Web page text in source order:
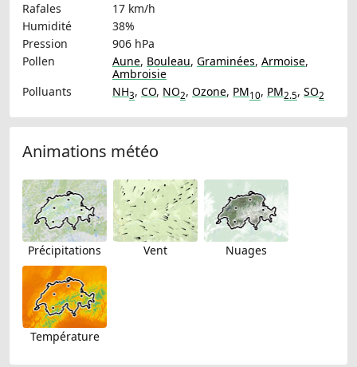
Rafales
17 km/h
Humidité
38%
Pression
906 hPa
Pollen
Aune, Bouleau, Graminées, Armoise,
Ambroisie
Polluants
NH3, CO, NO2, Ozone, PM10, PM2.5, SO2
Animations météo
Précipitations Vent Nuages
Température